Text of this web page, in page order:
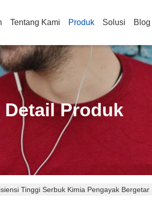
Tentang Kami Produk Solusi Blog
Detail Produk
Tinggi Serbuk Kimia Pengayak Bergetar